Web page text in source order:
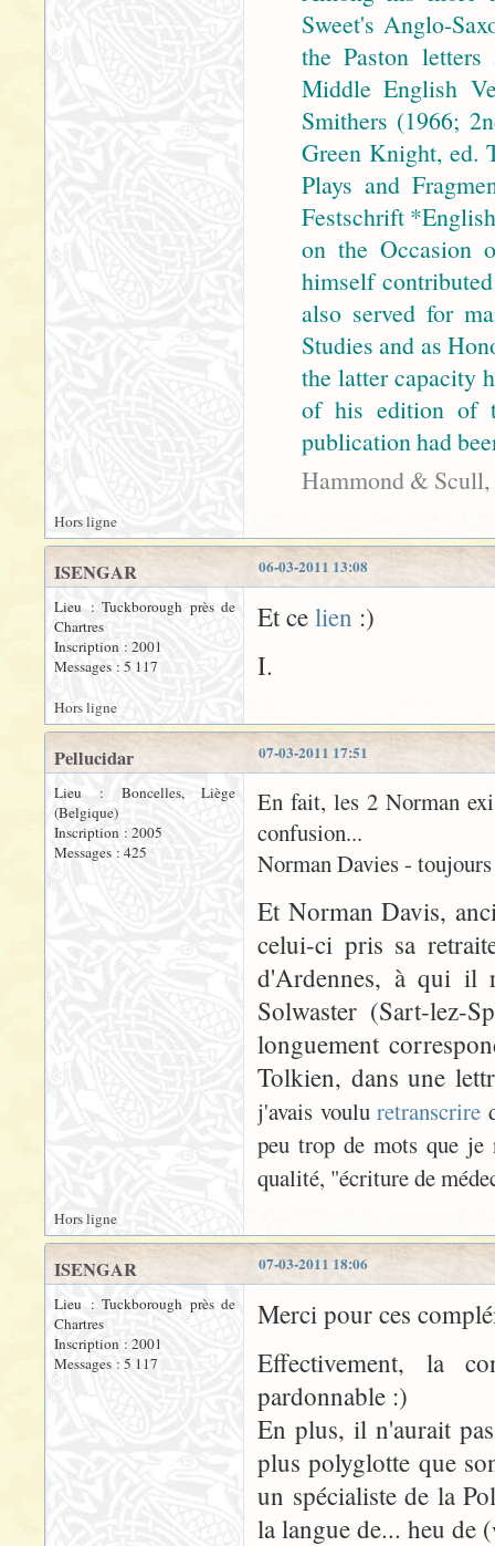
Sweet's Anglo-
the Paston
Middle English
Smithers (1966;
Green Knight, ed.
Plays and
Festschrift
on the Occasion
himself
also served for
Studies and as
the latter capacity
of his edition of
publication had
Hammond & Scull,
Hors ligne
06-03-2011 13:08
ISENGAR
Lieu : Tuckborough près de
Chartres
Inscription : 2001
Messages : 5 117
Et ce lien :)
I.
Hors ligne
07-03-2011 17:51
Pellucidar
Lieu : Boncelles, Liège
(Belgique)
Inscription : 2005
Messages : 425
En fait, les 2 Norman
confusion...
Norman Davies -
Et Norman Davis,
celui-ci pris sa
d'Ardennes, à qui il
Solwaster (Sart-lez-
longuement
Tolkien, dans une
j'avais vouluretranscrire
peu trop de mots que je
qualité, "écriture de
Hors ligne
07-03-2011 18:06
ISENGAR
Lieu : Tuckborough près de
Chartres
Inscription : 2001
Messages : 5 117
Merci pour ces
Effectivement, la
pardonnable :)
En plus, il n'aurait
plus polyglotte que
un spécialiste de la
la langue de... heu de (